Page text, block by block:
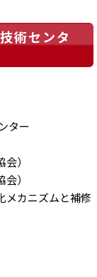
術センタ
ター
）
）
メカニズムと補修